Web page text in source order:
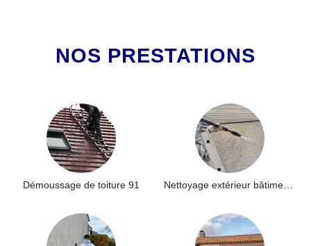
NOS PRESTATIONS
Démoussage de toiture 91